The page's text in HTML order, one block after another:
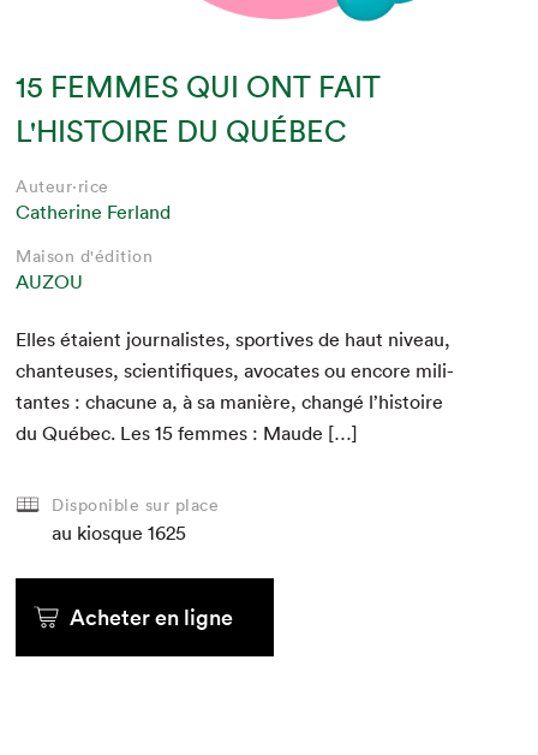
15 FEMMES QUI ONT FAIT
L'HISTOIRE DU QUÉBEC
Auteur·rice
Catherine Ferland
Maison d'édition
AUZOU
Elles étaient jour­nal­istes, sportives de haut niveau,
chanteuses, sci­en­tifiques, avo­cates ou encore mil­i­
tantes : cha­cune a, à sa manière, changé l’histoire
du Québec. Les15 femmes : Maude […]
Disponible sur place
au kiosque 1625
Acheter en ligne